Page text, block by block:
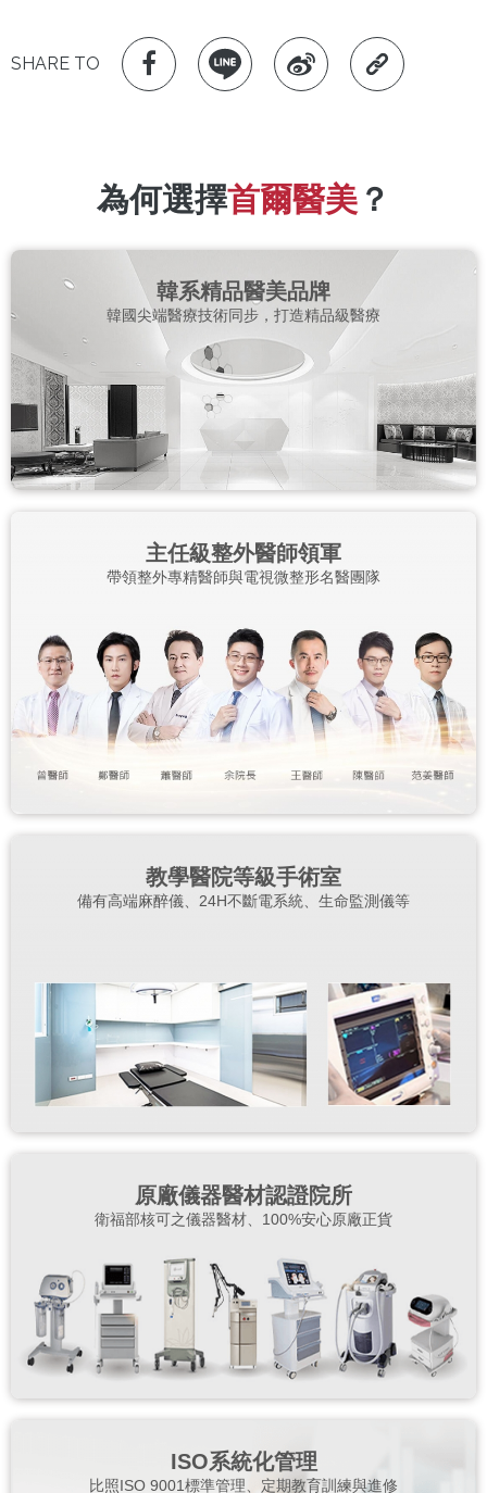
SHARE TO
為何選擇首爾醫美 ？
韓系精品醫美品牌
韓國尖端醫療技術同步，打造精品級醫療
主任級整外醫師領軍
帶領整外專精醫師與電視微整形名醫團隊
教學醫院等級手術室
備有高端麻醉儀、24H不斷電系統、生命監測儀等
原廠儀器醫材認證院所
衛福部核可之儀器醫材、100%安心原廠正貨
ISO系統化管理
比照ISO 9001標準管理、定期教育訓練與進修